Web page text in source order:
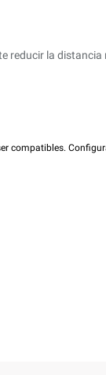
reducir la distancia
compatibles.